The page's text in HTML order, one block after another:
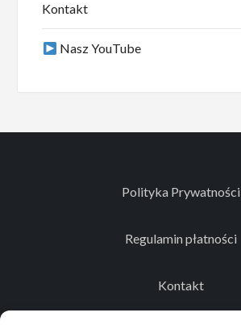
Kontakt
Nasz YouTube
Polityka Prywatności
Regulamin płatności
Kontakt